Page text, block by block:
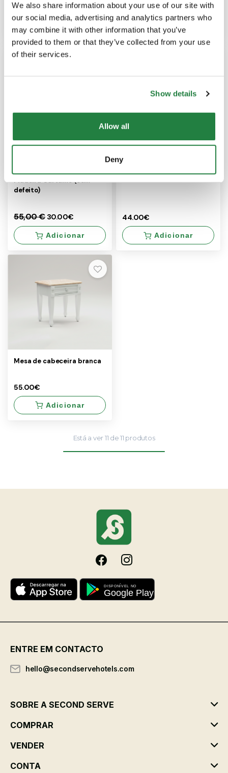
We also share information about your use of our site with
our social media, advertising and analytics partners who
may combine it with other information that you’ve
provided to them or that they’ve collected from your use
of their services.
Show details
Allow all
Deny
36.00€
Adicionar
36.00€
Adicionar
Madeira Carvalho (com
defeito)
55,00 € 30.00€
1
Lote 2
25.00€
Adicionar
c/Tampo em Pedra
44.00€
Adicionar
Mesa de cabeceira branca
55.00€
55.00€
Adicionar
Está a ver11 de11 produtos
ENTRE EM CONTACTO
hello@secondservehotels.com
SOBRE A SECOND SERVE
COMPRAR
VENDER
CONTA